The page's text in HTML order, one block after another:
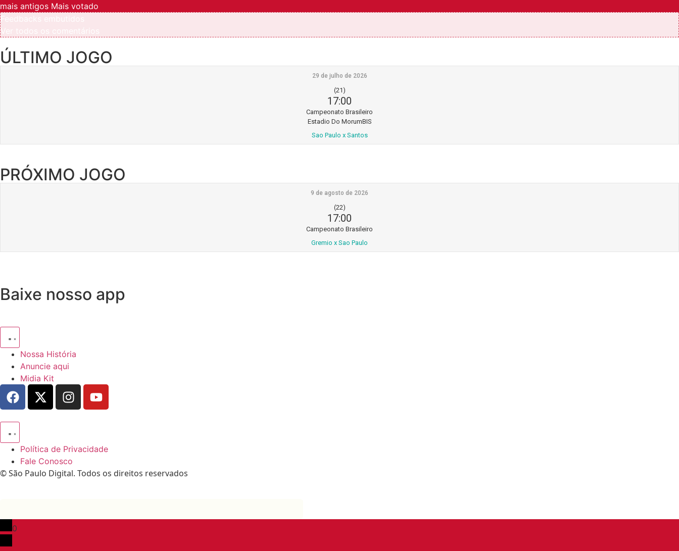
mais antigos Mais votado
ÚLTIMO JOGO
29 de julho de 2026
(21)
17:00
Campeonato Brasileiro
Estadio Do MorumBIS
Sao Paulo x Santos
PRÓXIMO JOGO
9 de agosto de 2026
(22)
17:00
Campeonato Brasileiro
Gremio x Sao Paulo
Baixe nosso app
Nossa História
Anuncie aqui
Midia Kit
Política de Privacidade
Fale Conosco
© São Paulo Digital. Todos os direitos reservados
0